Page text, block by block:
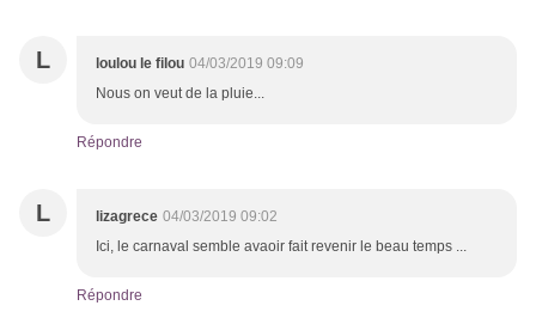
L loulou le filou 04/03/2019 09:09
Nous on veut de la pluie...
Répondre
L lizagrece 04/03/2019 09:02
Ici, le carnaval semble avaoir fait revenir le beau temps ...
Répondre